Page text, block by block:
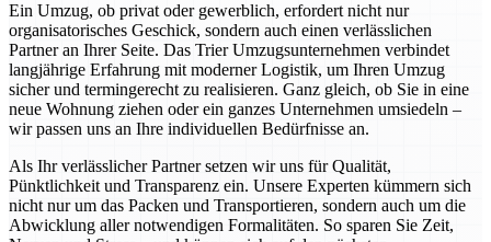
Ein Umzug, ob privat oder gewerblich, erfordert nicht nur
organisatorisches Geschick, sondern auch einen verlässlichen
Partner an Ihrer Seite. Das Trier Umzugsunternehmen verbindet
langjährige Erfahrung mit moderner Logistik, um Ihren Umzug
sicher und termingerecht zu realisieren. Ganz gleich, ob Sie in eine
neue Wohnung ziehen oder ein ganzes Unternehmen umsiedeln –
wir passen uns an Ihre individuellen Bedürfnisse an.
Als Ihr verlässlicher Partner setzen wir uns für Qualität,
Pünktlichkeit und Transparenz ein. Unsere Experten kümmern sich
nicht nur um das Packen und Transportieren, sondern auch um die
Abwicklung aller notwendigen Formalitäten. So sparen Sie Zeit,